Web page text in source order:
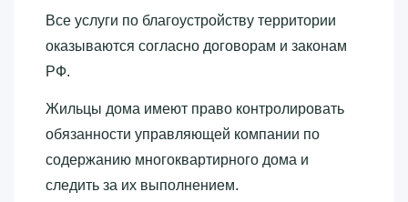
Все услуги по благоустройству территории
оказываются согласно договорам и законам
РФ.
Жильцы дома имеют право контролировать
обязанности управляющей компании по
содержанию многоквартирного дома и
следить за их выполнением.